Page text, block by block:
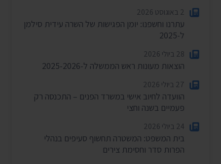
2 באוגוסט 2026
עתרנו וחשפנו: יומן הפגישות של השרה עידית סילמן
ל-2025
28 ביולי 2026
הוצאות מעונות ראש הממשלה ל-2025-2026
27 ביולי 2026
הוועדה לחיוב אישי במשרד הפנים – התכנסה רק
פעמיים בשנה וחצי
24 ביולי 2026
בית המשפט: המשטרה תחשוף סעיפים בנהלי
הפרות סדר וחסימת צירים